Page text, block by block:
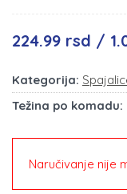
224.99 rsd /
Kategorija:
Težina po komadu:
Naručivanje nije